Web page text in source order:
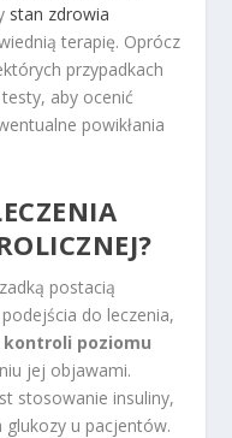
stan zdrowia
terapię. Oprócz
przypadkach
aby ocenić
powikłania
postacią
do leczenia,
kontroli poziomu
jej objawami.
stosowanie insuliny,
u pacjentów.